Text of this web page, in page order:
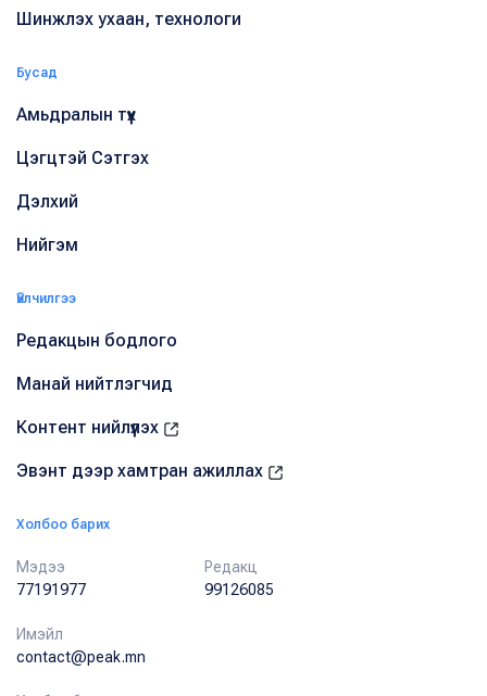
Шинжлэх ухаан, технологи
Бусад
Амьдралын түүх
Цэгцтэй Сэтгэх
Дэлхий
Нийгэм
Үйлчилгээ
Редакцын бодлого
Манай нийтлэгчид
Контент нийлүүлэх
Эвэнт дээр хамтран ажиллах
Холбоо барих
Мэдээ
77191977
Редакц
99126085
Имэйл
contact@peak.mn